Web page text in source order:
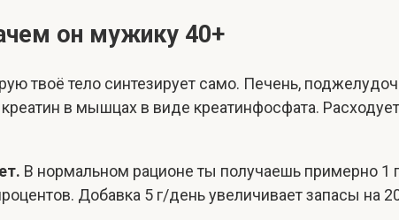
он мужику 40+
твоё тело синтезирует само. Печень,
в мышцах в виде креатинфосфата.
В нормальном рационе ты получаешь примерно 1
Добавка 5 г/день увеличивает запасы на